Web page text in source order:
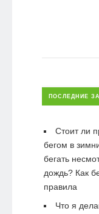
ПОСЛЕДНИЕ
Стоит ли
бегом в
бегать
дождь? Как
правила
Что я